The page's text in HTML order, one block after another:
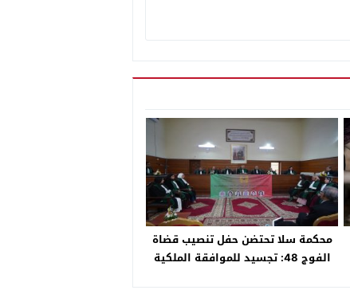
محكمة سلا تحتضن حفل تنصيب قضاة
الفوج 48: تجسيد للموافقة الملكية